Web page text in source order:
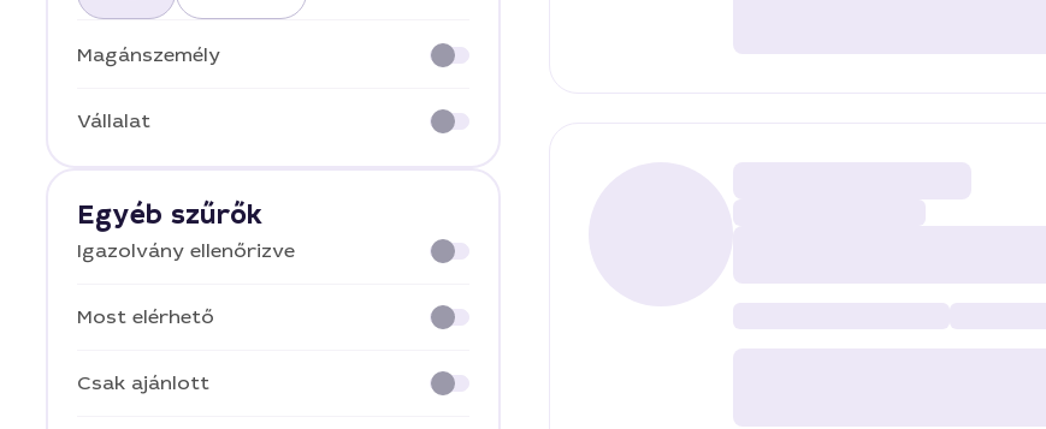
Magánszemély
Vállalat
Egyéb szűrők
Igazolvány ellenőrizve
Most elérhető
Csak ajánlott